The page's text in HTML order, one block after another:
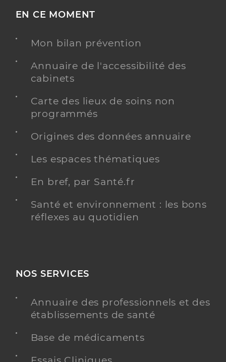
EN CE MOMENT
Mon bilan prévention
Annuaire de l'accessibilité des
cabinets
Carte des lieux de soins non
programmés
Origines des données annuaire
Les espaces thématiques
En bref, par Santé.fr
Santé et environnement : les bons
réflexes au quotidien
NOS SERVICES
Annuaire des professionnels et des
établissements de santé
Base de médicaments